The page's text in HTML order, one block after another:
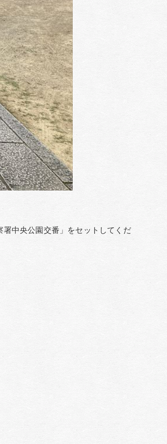
中央公園交番」をセットしてくだ